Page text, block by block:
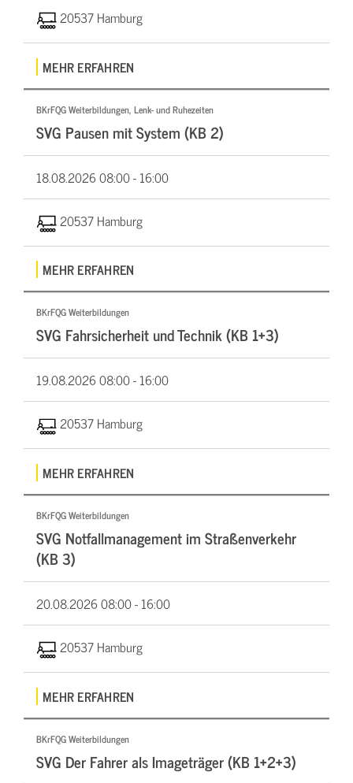
20537 Hamburg
MEHR ERFAHREN
BKrFQG Weiterbildungen, Lenk- und Ruhezeiten
SVG Pausen mit System (KB 2)
18.08.202608:00 - 16:00
20537 Hamburg
MEHR ERFAHREN
BKrFQG Weiterbildungen
SVG Fahrsicherheit und Technik (KB 1+3)
19.08.202608:00 - 16:00
20537 Hamburg
MEHR ERFAHREN
BKrFQG Weiterbildungen
SVG Notfallmanagement im Straßenverkehr
(KB 3)
20.08.202608:00 - 16:00
20537 Hamburg
MEHR ERFAHREN
BKrFQG Weiterbildungen
SVG Der Fahrer als Imageträger (KB 1+2+3)